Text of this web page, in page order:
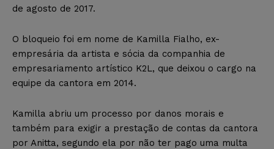
de agosto de 2017.
O bloqueio foi em nome de Kamilla Fialho, ex-
empresária da artista e sócia da companhia de
empresariamento artístico K2L, que deixou o cargo na
equipe da cantora em 2014.
Kamilla abriu um processo por danos morais e
também para exigir a prestação de contas da cantora
por Anitta, segundo ela por não ter pago uma multa